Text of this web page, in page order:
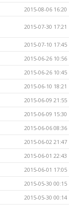
2015-08-06 16:20
2015-07-30 17:21
2015-07-10 17:45
2015-06-26 10:56
2015-06-26 10:45
2015-06-10 18:21
2015-06-09 21:55
2015-06-09 15:30
2015-06-06 08:36
2015-06-02 21:47
2015-06-01 22:43
2015-06-01 17:05
2015-05-30 00:15
2015-05-30 00:14